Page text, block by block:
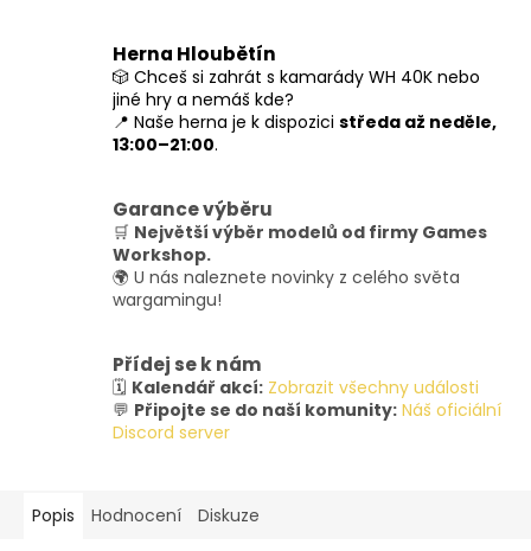
Herna Hloubětín
🎲 Chceš si zahrát s kamarády WH 40K nebo
jiné hry a nemáš kde?
📍 Naše herna je k dispozici středa až neděle,
13:00–21:00.
Garance výběru
🛒 Největší výběr modelů od firmy Games
Workshop.
🌍 U nás naleznete novinky z celého světa
wargamingu!
Přídej se k nám
🗓️ Kalendář akcí: Zobrazit všechny události
💬 Připojte se do naší komunity: Náš oficiální
Discord server
Popis Hodnocení Diskuze